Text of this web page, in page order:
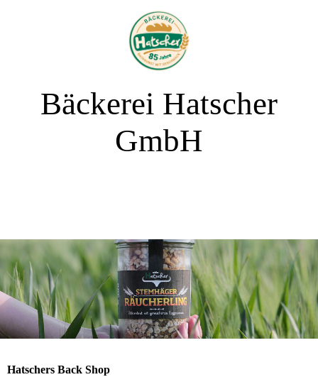
Bäckerei Hatscher
GmbH
Hatschers Back Shop